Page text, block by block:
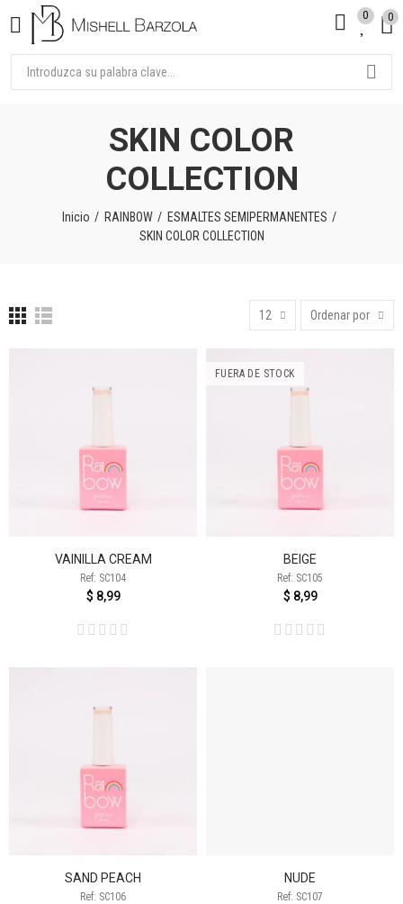
0 0
SKIN COLOR
COLLECTION
Inicio RAINBOW
ESMALTES SEMIPERMANENTES
SKIN COLOR COLLECTION
12 Ordenar por
VAINILLA CREAM
Ref: SC104
$ 8,99
FUERA DE STOCK
BEIGE
Ref: SC105
$ 8,99
SAND PEACH
Ref: SC106
NUDE
Ref: SC107